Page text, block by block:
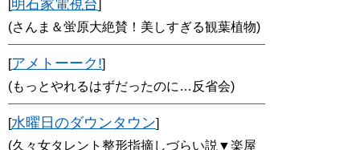
明石家電視台
(さんま＆蛍原大絶賛！美しすぎる観葉植物)
[アメトーーク!]
(もっとやれるはずだったのに…反省会)
[水曜日のダウンタウン]
(久々女タレント整形指摘しづらい説▼楽屋